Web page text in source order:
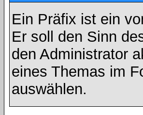
Ein Präfix ist ein
Er soll den Sinn
den Administrator
eines Themas im
auswählen.